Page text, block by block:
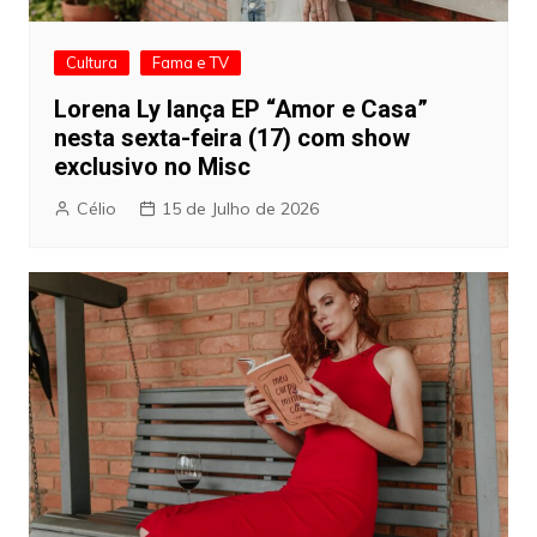
Cultura Fama e TV
Lorena Ly lança EP “Amor e Casa”
nesta sexta-feira (17) com show
exclusivo no Misc
Célio 15 de Julho de 2026